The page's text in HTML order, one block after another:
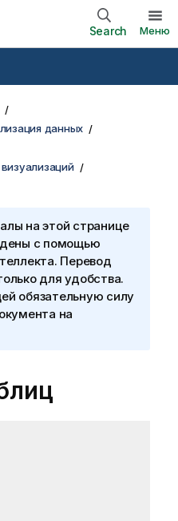
Search Меню
данных
на этой странице
с помощью
Перевод
для удобства.
обязательную силу
на